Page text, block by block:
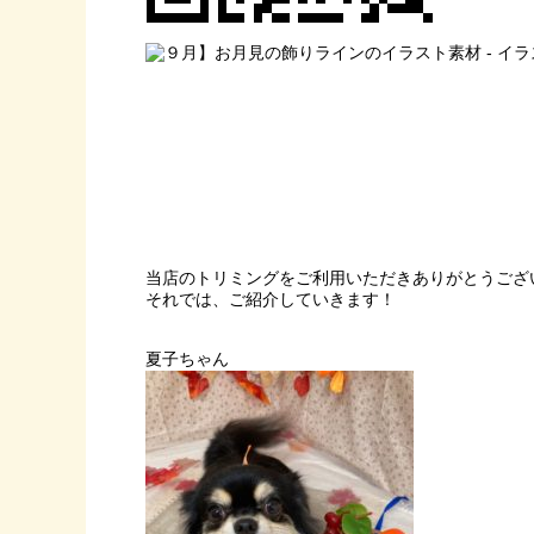
当店のトリミングをご利用いただきありがとうござ
それでは、ご紹介していきます！
夏子ちゃん